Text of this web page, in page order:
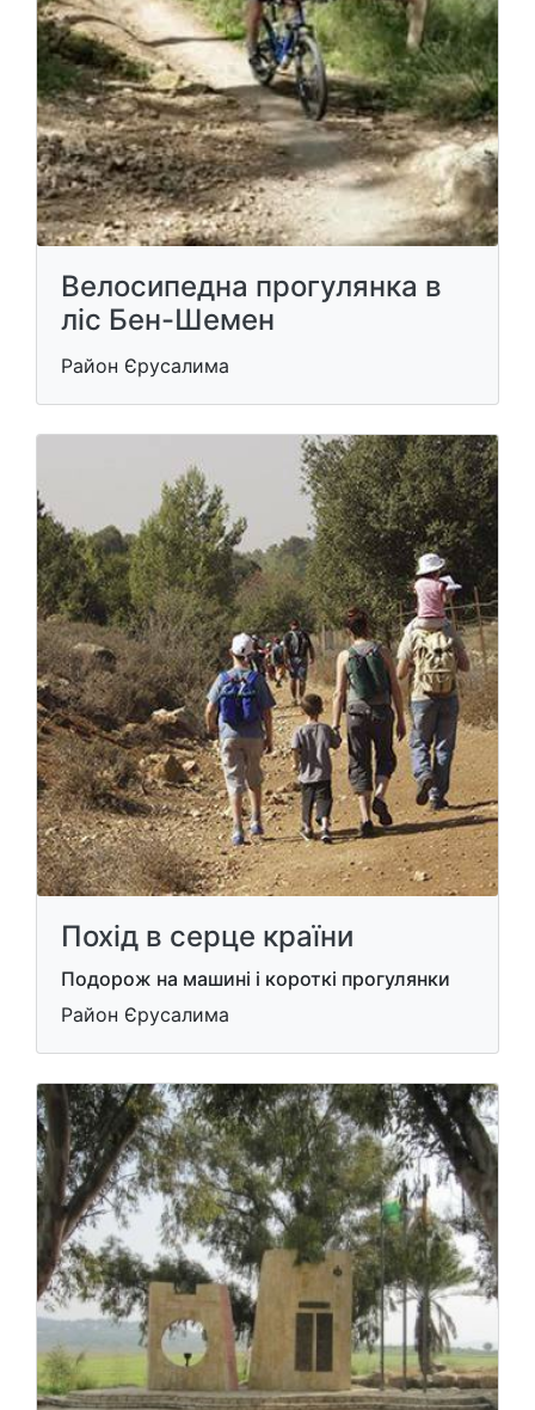
Велосипедна прогулянка в
ліс Бен-Шемен
Район Єрусалима
Похід в серце країни
Подорож на машині і короткі прогулянки
Район Єрусалима